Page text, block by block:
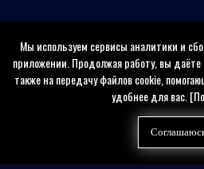
Мы используем сервисы аналитики и
приложении. Продолжая работу, вы даёте
также на передачу файлов cookie,
удобнее для вас.